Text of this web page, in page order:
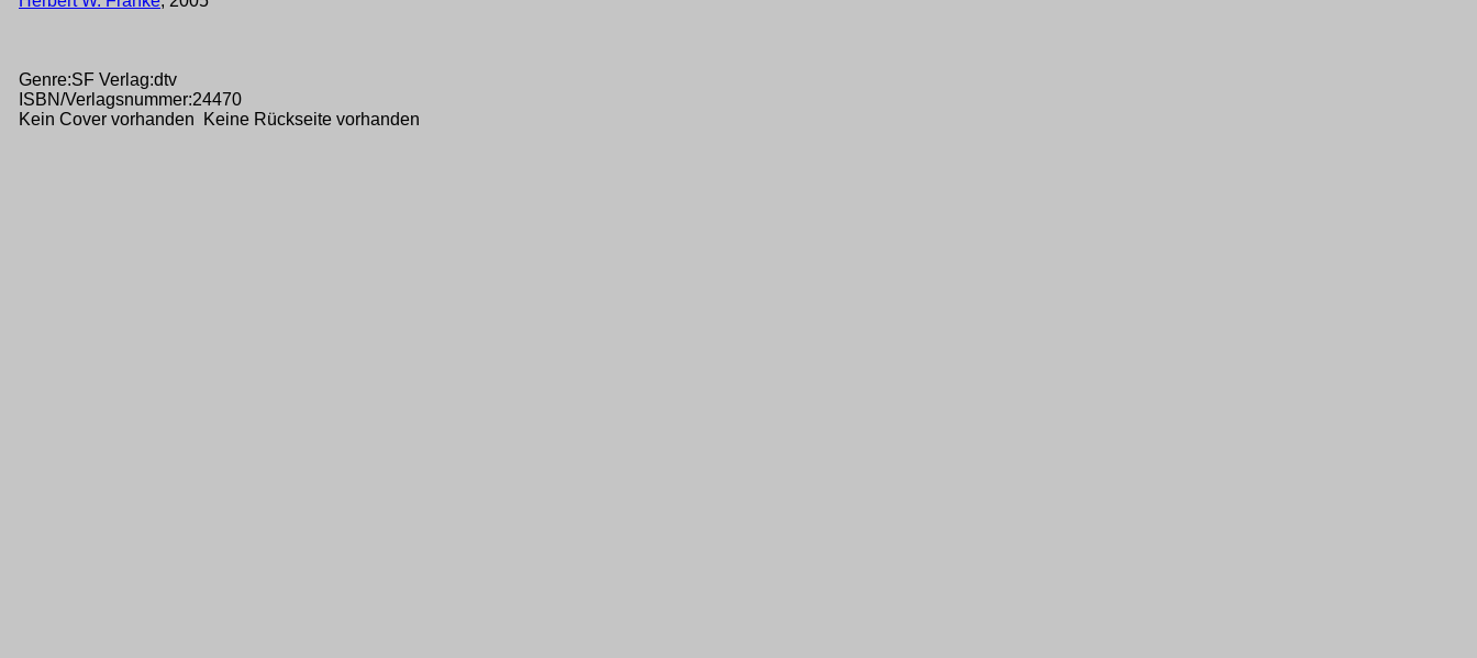
Genre:SF Verlag:dtv
ISBN/Verlagsnummer:24470
Kein Cover vorhanden Keine Rückseite vorhanden